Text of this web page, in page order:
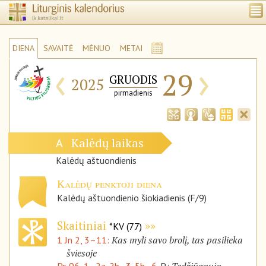
DIENA SAVAITĖ MĖNUO METAI
‹ 2025 GRUODIS
pirmadienis 29 ›
A Kalėdų laikas
Kalėdų aštuondienis
Kalėdų penktoji diena
Kalėdų aštuondienio šiokiadienis (F/9)
Skaitiniai *KV (77)
1 Jn 2, 3–11:Kas myli savo brolį, tas pasilieka
šviesoje